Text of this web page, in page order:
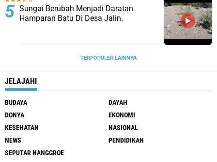
Sungai Berubah Menjadi Daratan
Hamparan Batu Di Desa Jalin.
TERPOPULER LAINNYA
JELAJAHI
BUDAYA
DAYAH
DONYA
EKONOMI
KESEHATAN
NASIONAL
NEWS
PENDIDIKAN
SEPUTAR NANGGROE